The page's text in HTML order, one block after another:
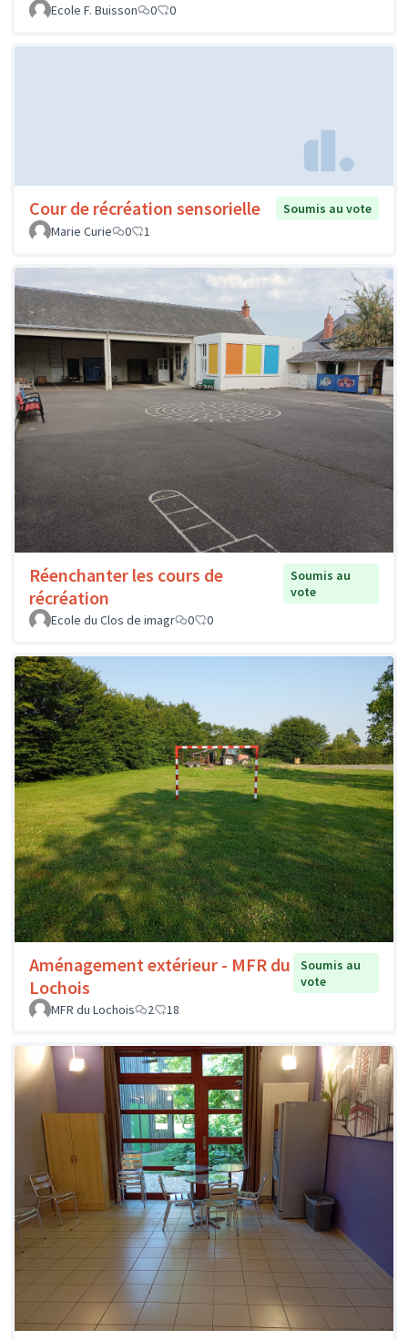
Ecole F. Buisson
0 0
Cour de récréation sensorielle
Soumis au vote
Marie Curie
0 1
Réenchanter les cours de
récréation
Soumis au
vote
Ecole du Clos de imagr
0 0
Aménagement extérieur - MFR du
Lochois
Soumis au
vote
MFR du Lochois
2 18